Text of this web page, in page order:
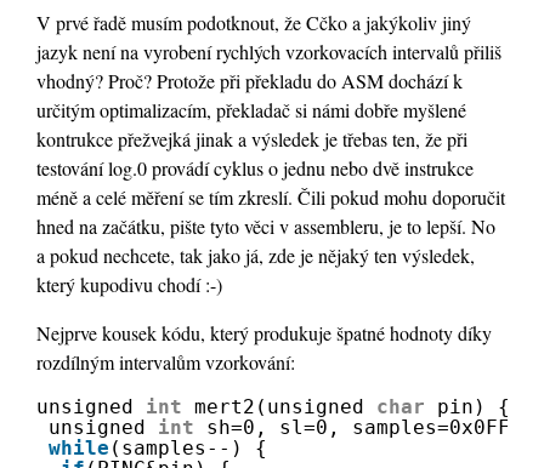
V prvé řadě musím podotknout, že Cčko a jakýkoliv jiný
jazyk není na vyrobení rychlých vzorkovacích intervalů přiliš
vhodný? Proč? Protože při překladu do ASM dochází k
určitým optimalizacím, překladač si námi dobře myšlené
kontrukce přežvejká jinak a výsledek je třebas ten, že při
testování log.0 provádí cyklus o jednu nebo dvě instrukce
méně a celé měření se tím zkreslí. Čili pokud mohu doporučit
hned na začátku, pište tyto věci v assembleru, je to lepší. No
a pokud nechcete, tak jako já, zde je nějaký ten výsledek,
který kupodivu chodí :-)
Nejprve kousek kódu, který produkuje špatné hodnoty díky
rozdílným intervalům vzorkování:
unsigned int mert2(unsigned char
pin) {
unsigned int
sh=0, sl=0,
while (samples--) {